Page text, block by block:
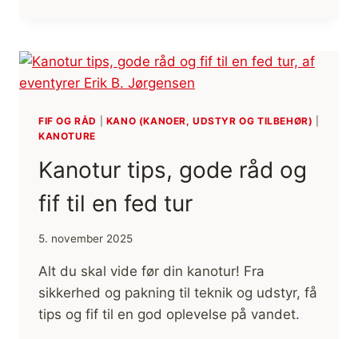
OG
SYNTETISK
AF]
FIF OG RÅD KANO (KANOER, UDSTYR OG TILBEHØR)
KANOTURE
Kanotur tips, gode råd og
fif til en fed tur
5. november 2025
Alt du skal vide før din kanotur! Fra
sikkerhed og pakning til teknik og udstyr, få
tips og fif til en god oplevelse på vandet.